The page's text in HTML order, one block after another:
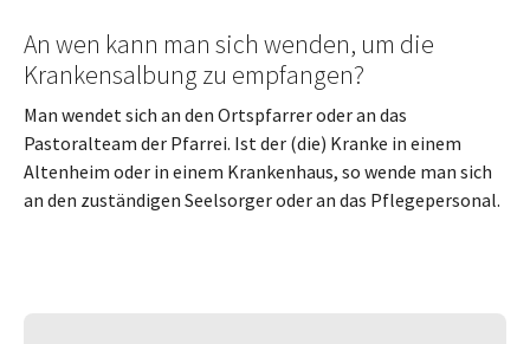
An wen kann man sich wenden, um die
Krankensalbung zu empfangen?
Man wendet sich an den Ortspfarrer oder an das
Pastoralteam der Pfarrei. Ist der (die) Kranke in einem
Altenheim oder in einem Krankenhaus, so wende man sich
an den zuständigen Seelsorger oder an das Pflegepersonal.